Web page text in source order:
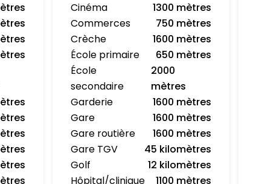
Cinéma
1300 mètres
Commerces
750 mètres
Crèche
1600 mètres
École primaire
650 mètres
École
secondaire
2000
mètres
Garderie
1600 mètres
Gare
1600 mètres
Gare routière
1600 mètres
Gare TGV
45 kilomètres
Golf
12 kilomètres
Hôpital/clinique
1100 mètres